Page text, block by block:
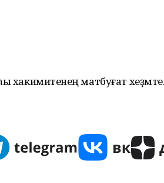
хакимиәтенең матбуғат хеҙмәте.